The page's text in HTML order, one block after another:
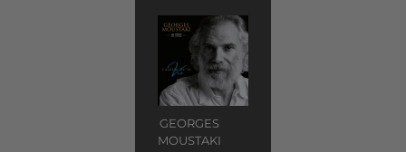
GEORGES
MOUSTAKI